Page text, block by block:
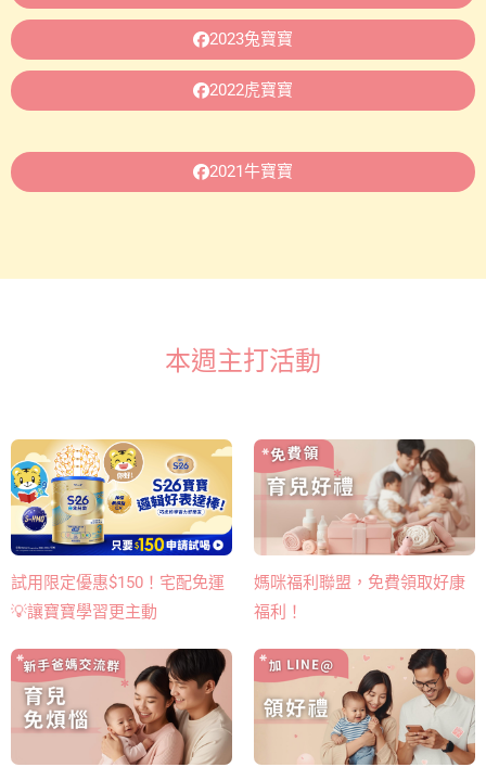
2023兔寶寶
2022虎寶寶
2021牛寶寶
本週主打活動
試用限定優惠$150！宅配免運
💡讓寶寶學習更主動
媽咪福利聯盟，免費領取好康
福利！